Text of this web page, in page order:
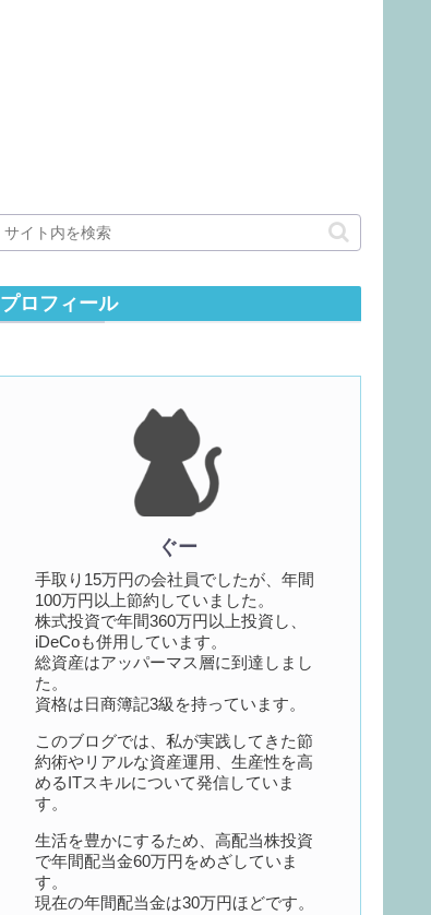
プロフィール
ぐー
手取り15万円の会社員でしたが、年間
100万円以上節約していました。
株式投資で年間360万円以上投資し、
iDeCoも併用しています。
総資産はアッパーマス層に到達しまし
た。
資格は日商簿記3級を持っています。
このブログでは、私が実践してきた節
約術やリアルな資産運用、生産性を高
めるITスキルについて発信していま
す。
生活を豊かにするため、高配当株投資
で年間配当金60万円をめざしていま
す。
現在の年間配当金は30万円ほどです。